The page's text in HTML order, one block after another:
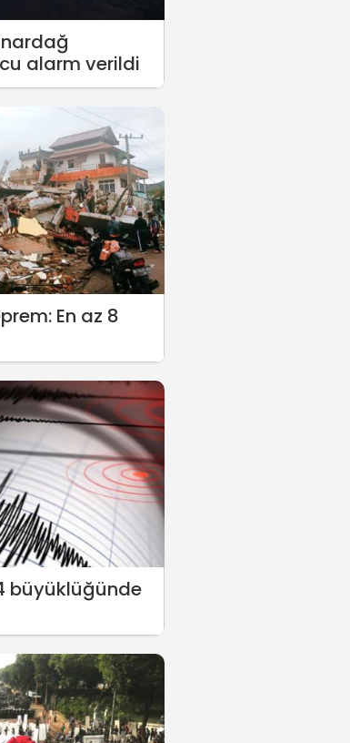
alarm verildi
En az 8
büyüklüğünde